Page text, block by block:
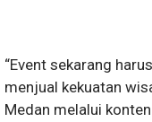
“Event sekarang
menjual kekuatan
Medan melalui